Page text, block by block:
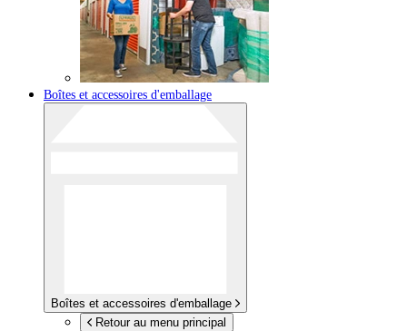
Boîtes et accessoires d'emballage
Boîtes et accessoires d'emballage
Retour au menu principal